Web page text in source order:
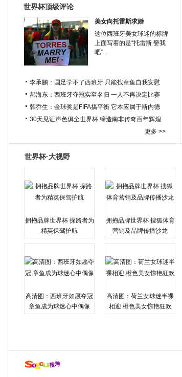
世界杯顶级评论
美女向托雷斯求婚
这位西班牙美女球迷的标牌
上面写着的是“托雷斯 娶我
吧”...
李承鹏：国足学不了西班牙 只能找章鱼自我安慰
郝海东：西班牙夺冠实至名归 一人不再决定比赛
韩乔生：金球奖是FIFA搞平衡 它本应属于斯内德
30天见证声色俱全世界杯 缔造南非传奇百年辉煌
更多 >>
世界杯·大视野
拥抱品牌世界杯 探路者为
精英保驾护航
拥抱品牌世界杯 搜狐体育
营销及品牌传播沙龙
高清图：西班牙如愿夺冠
章鱼成为球迷心中偶像
高清图：荷兰女球迷半裸
相迎 橙色美女惊艳狂欢